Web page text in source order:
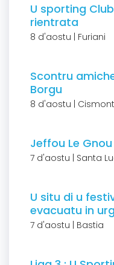
U sporting
rientrata
8 d'aostu | Furiani
Scontru
Borgu
8 d'aostu |
Jeffou Le
7 d'aostu | Santa
U situ di u
evacuatu in
7 d'aostu | Bastia